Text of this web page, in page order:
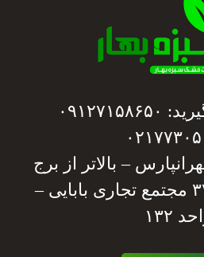
– بالاتر از برج
دماوند – پلاک ۳۷۰ مجتمع تجاری بابایی –
۱۳۲